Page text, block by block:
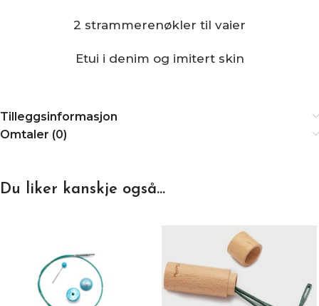
2 strammerenøkler til vaier
Etui i denim og imitert skin
Tilleggsinformasjon
Omtaler (0)
Du liker kanskje også…